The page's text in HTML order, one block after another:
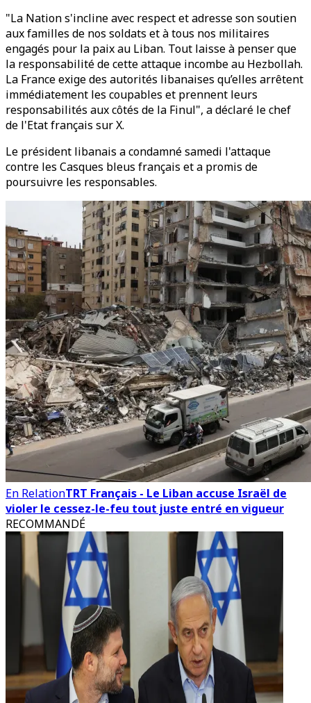
"La Nation s'incline avec respect et adresse son soutien
aux familles de nos soldats et à tous nos militaires
engagés pour la paix au Liban. Tout laisse à penser que
la responsabilité de cette attaque incombe au Hezbollah.
La France exige des autorités libanaises qu’elles arrêtent
immédiatement les coupables et prennent leurs
responsabilités aux côtés de la Finul", a déclaré le chef
de l'Etat français sur X.
Le président libanais a condamné samedi l'attaque
contre les Casques bleus français et a promis de
poursuivre les responsables.
En RelationTRT Français - Le Liban accuse Israël de
violer le cessez-le-feu tout juste entré en vigueur
RECOMMANDÉ